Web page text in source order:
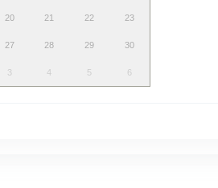
20 21 22 23
27 28 29 30
3 4 5 6